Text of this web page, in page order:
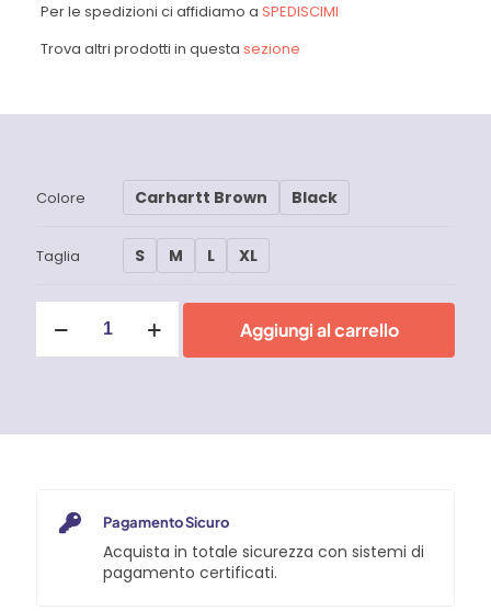
Per le spedizioni ci affidiamo a SPEDISCIMI
Trova altri prodotti in questa sezione
Colore Carhartt Brown Black
Taglia S M L XL
Uomo
Carhartt
105748
Aggiungi al carrello
Pagamento Sicuro
Acquista in totale sicurezza con sistemi di
pagamento certificati.